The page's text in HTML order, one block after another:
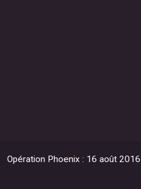
Opération Phoenix : 16 août 2016